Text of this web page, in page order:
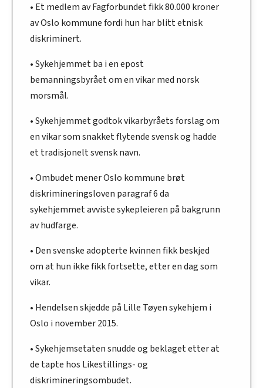
• Et medlem av Fagforbundet fikk 80.000 kroner
av Oslo kommune fordi hun har blitt etnisk
diskriminert.
• Sykehjemmet ba i en epost
bemanningsbyrået om en vikar med norsk
morsmål.
• Sykehjemmet godtok vikarbyråets forslag om
en vikar som snakket flytende svensk og hadde
et tradisjonelt svensk navn.
• Ombudet mener Oslo kommune brøt
diskrimineringsloven paragraf 6 da
sykehjemmet avviste sykepleieren på bakgrunn
av hudfarge.
• Den svenske adopterte kvinnen fikk beskjed
om at hun ikke fikk fortsette, etter en dag som
vikar.
• Hendelsen skjedde på Lille Tøyen sykehjem i
Oslo i november 2015.
• Sykehjemsetaten snudde og beklaget etter at
de tapte hos Likestillings- og
diskrimineringsombudet.